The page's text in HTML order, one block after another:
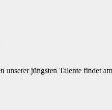
unserer jüngsten Talente findet am